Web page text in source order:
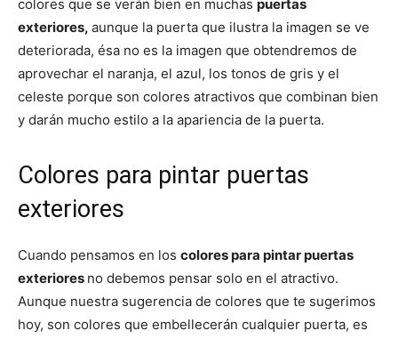
colores que se verán bien en muchas puertas
exteriores, aunque la puerta que ilustra la imagen se ve
deteriorada, ésa no es la imagen que obtendremos de
aprovechar el naranja, el azul, los tonos de gris y el
celeste porque son colores atractivos que combinan bien
y darán mucho estilo a la apariencia de la puerta.
Colores para pintar puertas
exteriores
Cuando pensamos en los colores para pintar puertas
exteriores no debemos pensar solo en el atractivo.
Aunque nuestra sugerencia de colores que te sugerimos
hoy, son colores que embellecerán cualquier puerta, es